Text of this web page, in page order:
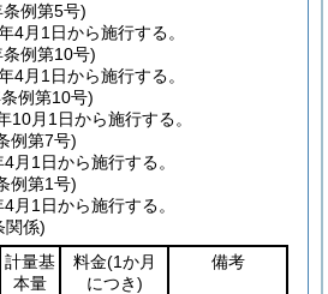
条例第5号)
4月1日から施行する。
条例第10号)
4月1日から施行する。
条例第10号)
10月1日から施行する。
例第7号)
月1日から施行する。
例第1号)
月1日から施行する。
関係)
計量基
本量
料金(1か月
につき)
備考